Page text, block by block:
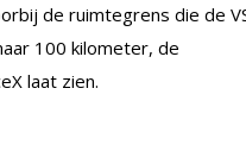
de ruimtegrens die de
100 kilometer, de
laat zien.